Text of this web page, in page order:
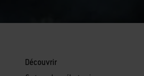
Découvrir